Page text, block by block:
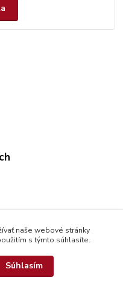
naše webové stránky
s týmto súhlasíte.
Súhlasím